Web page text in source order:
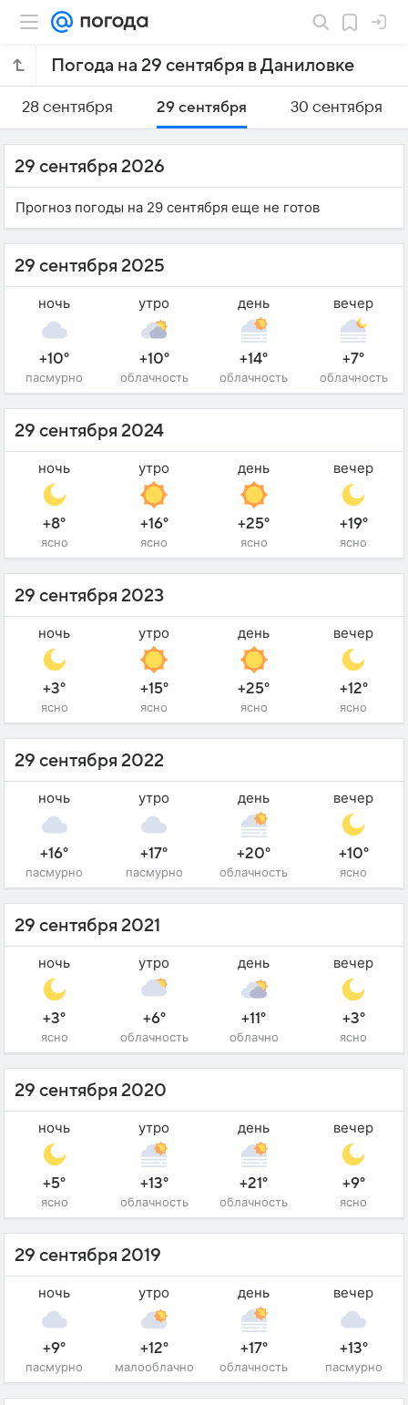
Погода на 29 сентября в Даниловке
28 сентября 29 сентября 30 сентября
29 сентября 2026
Прогноз погоды на 29 сентября еще не готов
29 сентября 2025
ночь
+10°
пасмурно
утро
+10°
облачность
день
+14°
облачность
вечер
+7°
облачность
29 сентября 2024
ночь
+8°
ясно
утро
+16°
ясно
день
+25°
ясно
вечер
+19°
ясно
29 сентября 2023
ночь
+3°
ясно
утро
+15°
ясно
день
+25°
ясно
вечер
+12°
ясно
29 сентября 2022
ночь
+16°
пасмурно
утро
+17°
пасмурно
день
+20°
облачность
вечер
+10°
ясно
29 сентября 2021
ночь
+3°
ясно
утро
+6°
облачность
день
+11°
облачно
вечер
+3°
ясно
29 сентября 2020
ночь
+5°
ясно
утро
+13°
облачность
день
+21°
облачность
вечер
+9°
ясно
29 сентября 2019
ночь
+9°
пасмурно
утро
+12°
малооблачно
день
+17°
облачность
вечер
+13°
пасмурно